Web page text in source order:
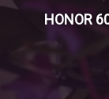
HONOR